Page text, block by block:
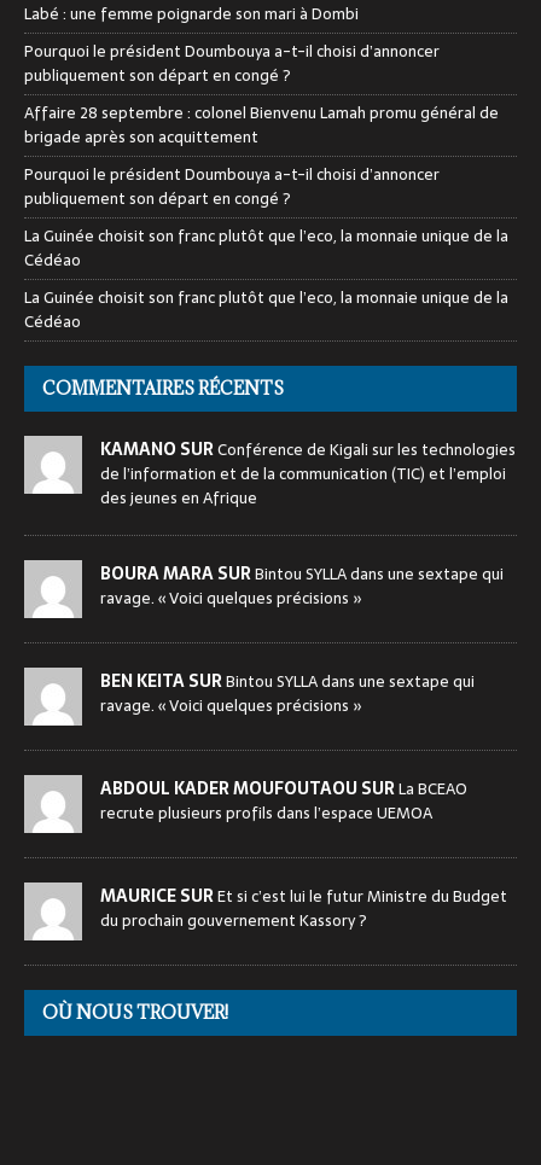
Labé : une femme poignarde son mari à Dombi
Pourquoi le président Doumbouya a-t-il choisi d’annoncer
publiquement son départ en congé ?
Affaire 28 septembre : colonel Bienvenu Lamah promu général de
brigade après son acquittement
Pourquoi le président Doumbouya a-t-il choisi d’annoncer
publiquement son départ en congé ?
La Guinée choisit son franc plutôt que l’eco, la monnaie unique de la
Cédéao
La Guinée choisit son franc plutôt que l’eco, la monnaie unique de la
Cédéao
COMMENTAIRES RÉCENTS
KAMANO SURConférence de Kigali sur les technologies
de l’information et de la communication (TIC) et l’emploi
des jeunes en Afrique
BOURA MARA SURBintou SYLLA dans une sextape qui
ravage. « Voici quelques précisions »
BEN KEITA SURBintou SYLLA dans une sextape qui
ravage. « Voici quelques précisions »
ABDOUL KADER MOUFOUTAOU SURLa BCEAO
recrute plusieurs profils dans l’espace UEMOA
MAURICE SUREt si c’est lui le futur Ministre du Budget
du prochain gouvernement Kassory ?
OÙ NOUS TROUVER!